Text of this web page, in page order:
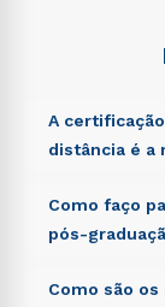
A
distância é a
Sed ut
voluptatem
totam rem
explicabo.
Como faço
pós-
Sed ut
Como são